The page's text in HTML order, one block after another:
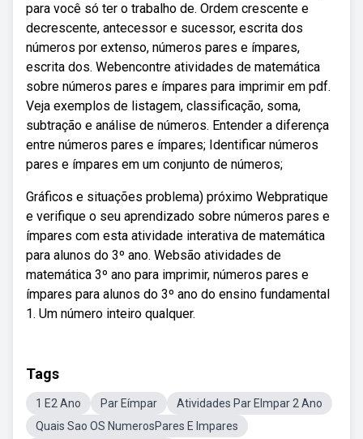
para você só ter o trabalho de. Ordem crescente e
decrescente, antecessor e sucessor, escrita dos
números por extenso, números pares e ímpares,
escrita dos. Webencontre atividades de matemática
sobre números pares e ímpares para imprimir em pdf.
Veja exemplos de listagem, classificação, soma,
subtração e análise de números. Entender a diferença
entre números pares e ímpares; Identificar números
pares e ímpares em um conjunto de números;
Gráficos e situações problema) próximo Webpratique
e verifique o seu aprendizado sobre números pares e
ímpares com esta atividade interativa de matemática
para alunos do 3º ano. Websão atividades de
matemática 3º ano para imprimir, números pares e
ímpares para alunos do 3º ano do ensino fundamental
1. Um número inteiro qualquer.
Tags
1 E2 Ano Par Eímpar
Atividades Par EImpar 2 Ano
Quais Sao OS NumerosPares E Impares